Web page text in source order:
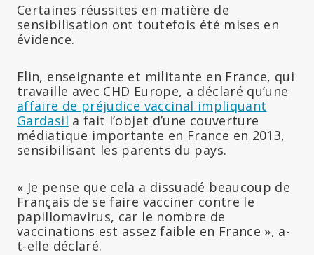
Certaines réussites en matière de
sensibilisation ont toutefois été mises en
évidence.
Elin, enseignante et militante en France, qui
travaille avec CHD Europe, a déclaré qu’une
affaire de préjudice vaccinal impliquant
Gardasil a fait l’objet d’une couverture
médiatique importante en France en 2013,
sensibilisant les parents du pays.
« Je pense que cela a dissuadé beaucoup de
Français de se faire vacciner contre le
papillomavirus, car le nombre de
vaccinations est assez faible en France », a-
t-elle déclaré.